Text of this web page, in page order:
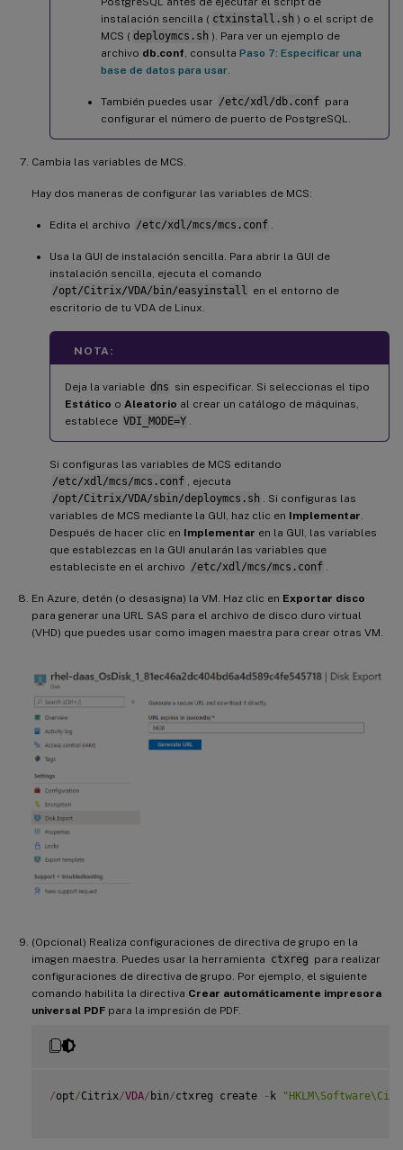
instalación sencilla ( ctxinstall.sh ) o el script de
MCS ( deploymcs.sh ). Para ver un ejemplo de
archivo db.conf , consulta Paso 7: Especificar una
base de datos para usar
También puedes usar /etc/xdl/db.conf para
configurar el número de puerto de PostgreSQL.
Cambia las variables de MCS.
Hay dos maneras de configurar las variables de MCS:
Edita el archivo /etc/xdl/mcs/mcs.conf
Usa la GUI de instalación sencilla. Para abrir la GUI de
instalación sencilla, ejecuta el comando
/opt/Citrix/VDA/bin/easyinstall
en el entorno de
escritorio de tu VDA de Linux.
NOTA:
Deja la variable dns sin especificar. Si seleccionas el tipo
Estático o Aleatorio al crear un catálogo de máquinas,
establece VDI_MODE=Y
Si configuras las variables de MCS editando
/etc/xdl/mcs/mcs.conf
, ejecuta
/opt/Citrix/VDA/sbin/deploymcs.sh
. Si configuras las
variables de MCS mediante la GUI, haz clic en Implementar
Después de hacer clic en Implementar en la GUI, las variables
que establezcas en la GUI anularán las variables que
estableciste en el archivo /etc/xdl/mcs/mcs.conf
En Azure, detén (o desasigna) la VM. Haz clic en Exportar disco
para generar una URL SAS para el archivo de disco duro virtual
(VHD) que puedes usar como imagen maestra para crear otras VM.
(Opcional) Realiza configuraciones de directiva de grupo en la
imagen maestra. Puedes usar la herramienta ctxreg para realizar
configuraciones de directiva de grupo. Por ejemplo, el siguiente
comando habilita la directiva Crear automáticamente impresora
universal PDF para la impresión de PDF.
/opt/Citrix/VDA/ bin/ctxreg create - k